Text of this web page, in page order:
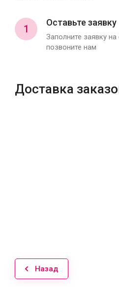
1
Оставьте заявку
Заполните заявку на
позвоните нам
Доставка
Назад